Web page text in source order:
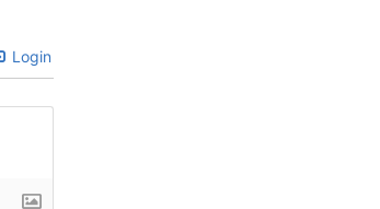
Login